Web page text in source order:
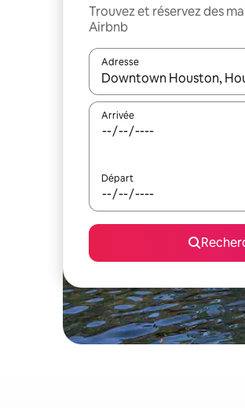
Trouvez et réservez des
Airbnb
Adresse
Lorsque les résultats
Arrivée
Départ